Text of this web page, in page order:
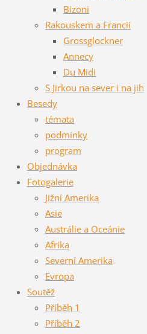
Bizoni
Rakouskem a Francií
Grossglockner
Annecy
Du Midi
S Jirkou na sever i na jih
Besedy
témata
podmínky
program
Objednávka
Fotogalerie
Jižní Amerika
Asie
Austrálie a Oceánie
Afrika
Severní Amerika
Evropa
Soutěž
Příběh 1
Příběh 2